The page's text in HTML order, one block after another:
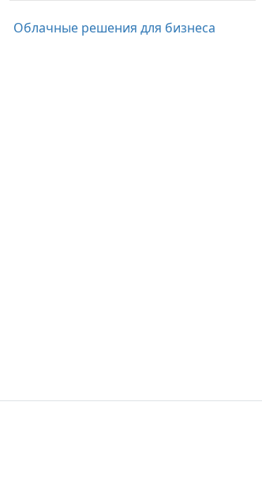
Облачные решения для бизнеса